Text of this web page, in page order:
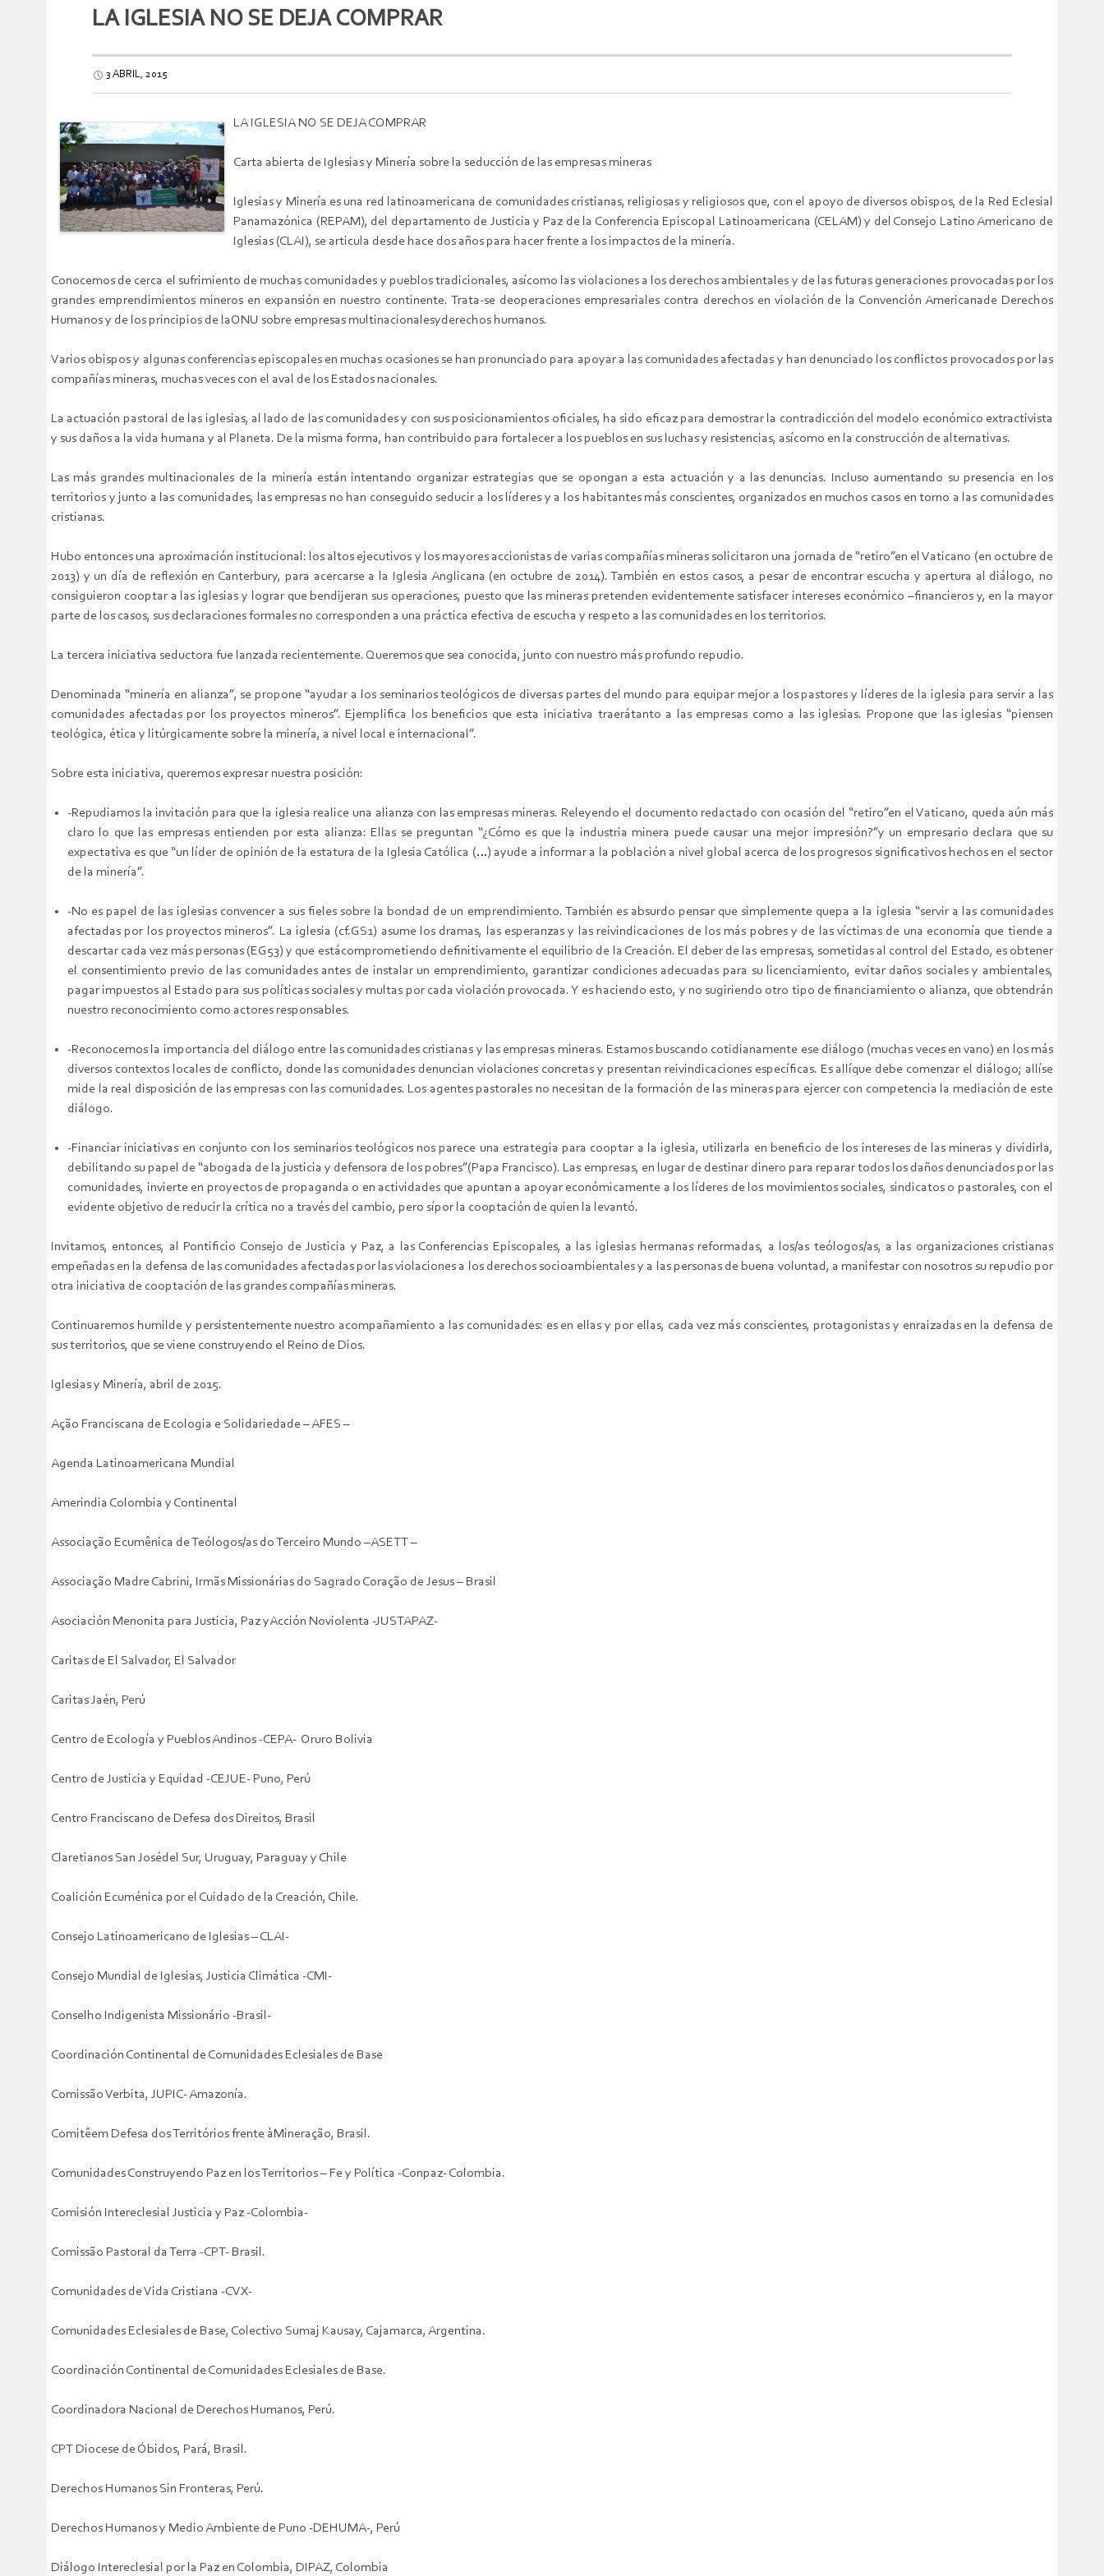
LA IGLESIA NO SE DEJA COMPRAR
3 ABRIL, 2015
LA IGLESIA NO SE DEJA COMPRAR
Carta abierta de Iglesias y Minería sobre la seducción de las empresas mineras
Iglesias y Minería es una red latinoamericana de comunidades cristianas, religiosas y religiosos que, con el apoyo de diversos obispos, de la Red Eclesial
Panamazónica (REPAM), del departamento de Justicia y Paz de la Conferencia Episcopal Latinoamericana (CELAM) y del Consejo Latino Americano de
Iglesias (CLAI), se articula desde hace dos años para hacer frente a los impactos de la minería.
Conocemos de cerca el sufrimiento de muchas comunidades y pueblos tradicionales, asícomo las violaciones a los derechos ambientales y de las futuras generaciones provocadas por los
grandes emprendimientos mineros en expansión en nuestro continente. Trata-se deoperaciones empresariales contra derechos en violación de la Convención Americanade Derechos
Humanos y de los principios de laONU sobre empresas multinacionalesyderechos humanos.
Varios obispos y algunas conferencias episcopales en muchas ocasiones se han pronunciado para apoyar a las comunidades afectadas y han denunciado los conflictos provocados por las
compañías mineras, muchas veces con el aval de los Estados nacionales.
La actuación pastoral de las iglesias, al lado de las comunidades y con sus posicionamientos oficiales, ha sido eficaz para demostrar la contradicción del modelo económico extractivista
y sus daños a la vida humana y al Planeta. De la misma forma, han contribuido para fortalecer a los pueblos en sus luchas y resistencias, asícomo en la construcción de alternativas.
Las más grandes multinacionales de la minería están intentando organizar estrategias que se opongan a esta actuación y a las denuncias. Incluso aumentando su presencia en los
territorios y junto a las comunidades, las empresas no han conseguido seducir a los líderes y a los habitantes más conscientes, organizados en muchos casos en torno a las comunidades
cristianas.
Hubo entonces una aproximación institucional: los altos ejecutivos y los mayores accionistas de varias compañías mineras solicitaron una jornada de “retiro”en el Vaticano (en octubre de
2013) y un día de reflexión en Canterbury, para acercarse a la Iglesia Anglicana (en octubre de 2014). También en estos casos, a pesar de encontrar escucha y apertura al diálogo, no
consiguieron cooptar a las iglesias y lograr que bendijeran sus operaciones, puesto que las mineras pretenden evidentemente satisfacer intereses económico –financieros y, en la mayor
parte de los casos, sus declaraciones formales no corresponden a una práctica efectiva de escucha y respeto a las comunidades en los territorios.
La tercera iniciativa seductora fue lanzada recientemente. Queremos que sea conocida, junto con nuestro más profundo repudio.
Denominada “minería en alianza”, se propone “ayudar a los seminarios teológicos de diversas partes del mundo para equipar mejor a los pastores y líderes de la iglesia para servir a las
comunidades afectadas por los proyectos mineros”. Ejemplifica los beneficios que esta iniciativa traerátanto a las empresas como a las iglesias. Propone que las iglesias “piensen
teológica, ética y litúrgicamente sobre la minería, a nivel local e internacional”.
Sobre esta iniciativa, queremos expresar nuestra posición:
-Repudiamos la invitación para que la iglesia realice una alianza con las empresas mineras. Releyendo el documento redactado con ocasión del “retiro”en el Vaticano, queda aún más
claro lo que las empresas entienden por esta alianza: Ellas se preguntan “¿Cómo es que la industria minera puede causar una mejor impresión?”y un empresario declara que su
expectativa es que “un líder de opinión de la estatura de la Iglesia Católica (…) ayude a informar a la población a nivel global acerca de los progresos significativos hechos en el sector
de la minería”.
-No es papel de las iglesias convencer a sus fieles sobre la bondad de un emprendimiento. También es absurdo pensar que simplemente quepa a la iglesia “servir a las comunidades
afectadas por los proyectos mineros”. La iglesia (cf.GS1) asume los dramas, las esperanzas y las reivindicaciones de los más pobres y de las víctimas de una economía que tiende a
descartar cada vez más personas (EG53) y que estácomprometiendo definitivamente el equilibrio de la Creación. El deber de las empresas, sometidas al control del Estado, es obtener
el consentimiento previo de las comunidades antes de instalar un emprendimiento, garantizar condiciones adecuadas para su licenciamiento, evitar daños sociales y ambientales,
pagar impuestos al Estado para sus políticas sociales y multas por cada violación provocada. Y es haciendo esto, y no sugiriendo otro tipo de financiamiento o alianza, que obtendrán
nuestro reconocimiento como actores responsables.
-Reconocemos la importancia del diálogo entre las comunidades cristianas y las empresas mineras. Estamos buscando cotidianamente ese diálogo (muchas veces en vano) en los más
diversos contextos locales de conflicto, donde las comunidades denuncian violaciones concretas y presentan reivindicaciones específicas. Es allíque debe comenzar el diálogo; allíse
mide la real disposición de las empresas con las comunidades. Los agentes pastorales no necesitan de la formación de las mineras para ejercer con competencia la mediación de este
diálogo.
-Financiar iniciativas en conjunto con los seminarios teológicos nos parece una estrategia para cooptar a la iglesia, utilizarla en beneficio de los intereses de las mineras y dividirla,
debilitando su papel de “abogada de la justicia y defensora de los pobres”(Papa Francisco). Las empresas, en lugar de destinar dinero para reparar todos los daños denunciados por las
comunidades, invierte en proyectos de propaganda o en actividades que apuntan a apoyar económicamente a los líderes de los movimientos sociales, sindicatos o pastorales, con el
evidente objetivo de reducir la crítica no a través del cambio, pero sípor la cooptación de quien la levantó.
Invitamos, entonces, al Pontificio Consejo de Justicia y Paz, a las Conferencias Episcopales, a las iglesias hermanas reformadas, a los/as teólogos/as, a las organizaciones cristianas
empeñadas en la defensa de las comunidades afectadas por las violaciones a los derechos socioambientales y a las personas de buena voluntad, a manifestar con nosotros su repudio por
otra iniciativa de cooptación de las grandes compañías mineras.
Continuaremos humilde y persistentemente nuestro acompañamiento a las comunidades: es en ellas y por ellas, cada vez más conscientes, protagonistas y enraizadas en la defensa de
sus territorios, que se viene construyendo el Reino de Dios.
Iglesias y Minería, abril de 2015.
Ação Franciscana de Ecologia e Solidariedade – AFES –
Agenda Latinoamericana Mundial
Amerindia Colombia y Continental
Associação Ecumênica de Teólogos/as do Terceiro Mundo –ASETT –
Associação Madre Cabrini, Irmãs Missionárias do Sagrado Coração de Jesus – Brasil
Asociación Menonita para Justicia, Paz yAcción Noviolenta -JUSTAPAZ-
Caritas de El Salvador, El Salvador
Caritas Jaén, Perú
Centro de Ecología y Pueblos Andinos -CEPA- Oruro Bolivia
Centro de Justicia y Equidad -CEJUE- Puno, Perú
Centro Franciscano de Defesa dos Direitos, Brasil
Claretianos San Josédel Sur, Uruguay, Paraguay y Chile
Coalición Ecuménica por el Cuidado de la Creación, Chile.
Consejo Latinoamericano de Iglesias – CLAI-
Consejo Mundial de Iglesias, Justicia Climática -CMI-
Conselho Indigenista Missionário -Brasil-
Coordinación Continental de Comunidades Eclesiales de Base
Comissão Verbita, JUPIC- Amazonía.
Comitêem Defesa dos Territórios frente àMineração, Brasil.
Comunidades Construyendo Paz en los Territorios – Fe y Política -Conpaz- Colombia.
Comisión Intereclesial Justicia y Paz -Colombia-
Comissão Pastoral da Terra -CPT- Brasil.
Comunidades de Vida Cristiana -CVX-
Comunidades Eclesiales de Base, Colectivo Sumaj Kausay, Cajamarca, Argentina.
Coordinación Continental de Comunidades Eclesiales de Base.
Coordinadora Nacional de Derechos Humanos, Perú.
CPT Diocese de Óbidos, Pará, Brasil.
Derechos Humanos Sin Fronteras, Perú.
Derechos Humanos y Medio Ambiente de Puno -DEHUMA-, Perú
Diálogo Intereclesial por la Paz en Colombia, DIPAZ, Colombia